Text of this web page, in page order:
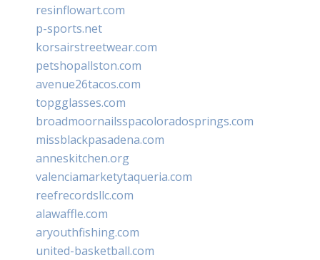
resinflowart.com
p-sports.net
korsairstreetwear.com
petshopallston.com
avenue26tacos.com
topgglasses.com
broadmoornailsspacoloradosprings.com
missblackpasadena.com
anneskitchen.org
valenciamarketytaqueria.com
reefrecordsllc.com
alawaffle.com
aryouthfishing.com
united-basketball.com